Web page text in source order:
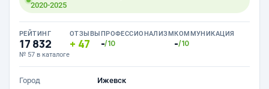
2020-2025
РЕЙТИНГ
17 832
№ 57 в каталоге
ОТЗЫВЫ
47
ПРОФЕССИОНАЛИЗМ
-/10
КОММУНИКАЦИЯ
-/10
Город
Ижевск